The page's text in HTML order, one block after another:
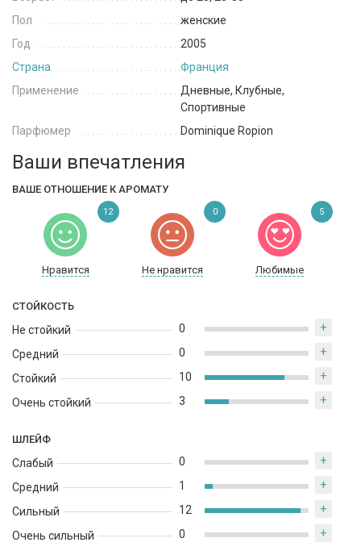
Пол
женские
Год
2005
Страна
Франция
Применение
Дневные, Клубные,
Спортивные
Парфюмер
Dominique Ropion
Ваши впечатления
ВАШЕ ОТНОШЕНИЕ К АРОМАТУ
Нравится Не нравится Любимые
12 0 5
СТОЙКОСТЬ
Не стойкий
Средний
Стойкий
Очень стойкий
0 +
0 +
10 +
3 +
ШЛЕЙФ
Слабый
Средний
Сильный
Очень сильный
0 +
1 +
12 +
0 +